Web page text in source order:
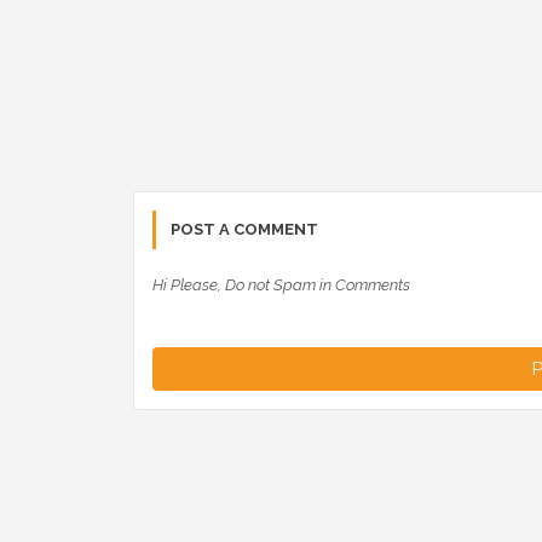
POST A COMMENT
Hi Please, Do not Spam in Comments